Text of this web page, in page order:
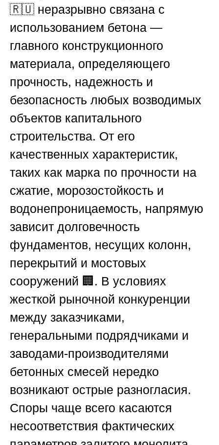
🇷🇺 неразрывно связана с
использованием бетона —
главного конструкционного
материала, определяющего
прочность, надежность и
безопасность любых возводимых
объектов капитального
строительства. От его
качественных характеристик,
таких как марка по прочности на
сжатие, морозостойкость и
водонепроницаемость, напрямую
зависит долговечность
фундаментов, несущих колонн,
перекрытий и мостовых
сооружений 🏢. В условиях
жесткой рыночной конкуренции
между заказчиками,
генеральными подрядчиками и
заводами-производителями
бетонных смесей нередко
возникают острые разногласия.
Споры чаще всего касаются
несоответствия фактических